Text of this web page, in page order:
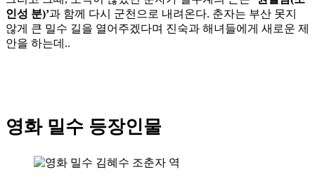
인성 분)’과 함께 다시 군천으로 내려온다. 춘자는 부산 못지
않게 큰 밀수 길을 열어주겠다며 진숙과 해녀들에게 새로운 제
안을 하는데..
영화 밀수 등장인물